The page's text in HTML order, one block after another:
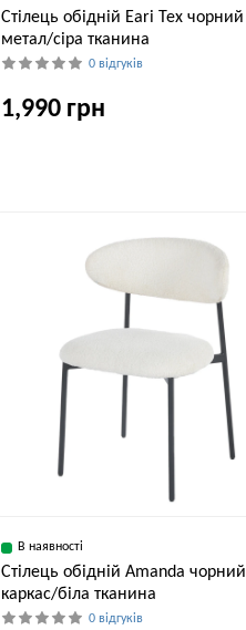
Стілець обідній Eari Tex чорний
метал/сіра тканина
0 відгуків
1,990 грн
В наявності
Стілець обідній Amanda чорний
каркас/біла тканина
0 відгуків